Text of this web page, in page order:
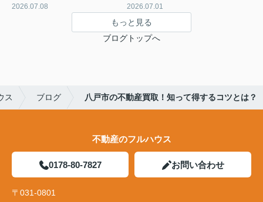
2026.07.08 2026.07.01
もっと見る
ブログトップへ
ス ブログ 八戸市の不動産買取！知って得するコツとは？
不動産のフルハウス
0178-80-7827 お問い合わせ
〒031-0801